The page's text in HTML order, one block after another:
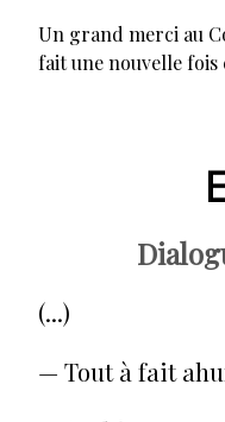
Un grand merci au
fait une nouvelle fois
(...)
— Tout à fait